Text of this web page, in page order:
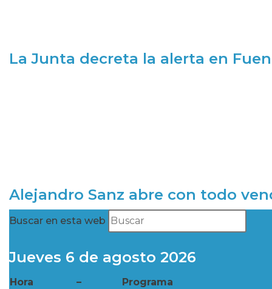
La Junta decreta la alerta en
Alejandro Sanz abre con todo
Buscar en esta web
Jueves 6 de agosto 2026
Hora –
Programa